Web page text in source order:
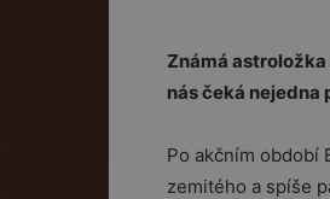
Známá
nás čeká nejedna
Po akčním období
zemitého a spíše